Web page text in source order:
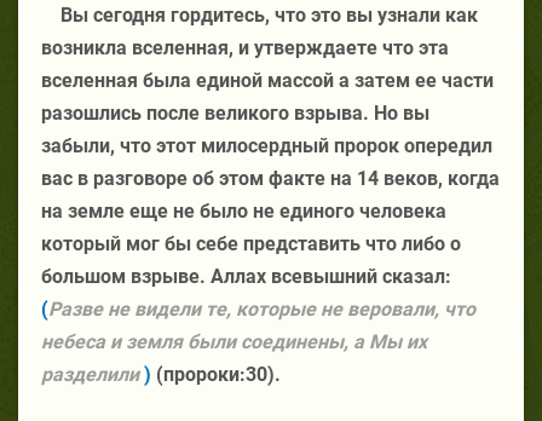
Вы сегодня гордитесь, что это вы узнали как
возникла вселенная, и утверждаете что эта
вселенная была единой массой а затем ее части
разошлись после великого взрыва. Но вы
забыли, что этот милосердный пророк опередил
вас в разговоре об этом факте на 14 веков, когда
на земле еще не было не единого человека
который мог бы себе представить что либо о
большом взрыве. Аллах всевышний сказал:
(Разве не видели те, которые не веровали, что
небеса и земля были соединены, а Мы их
разделили) (пророки:30).